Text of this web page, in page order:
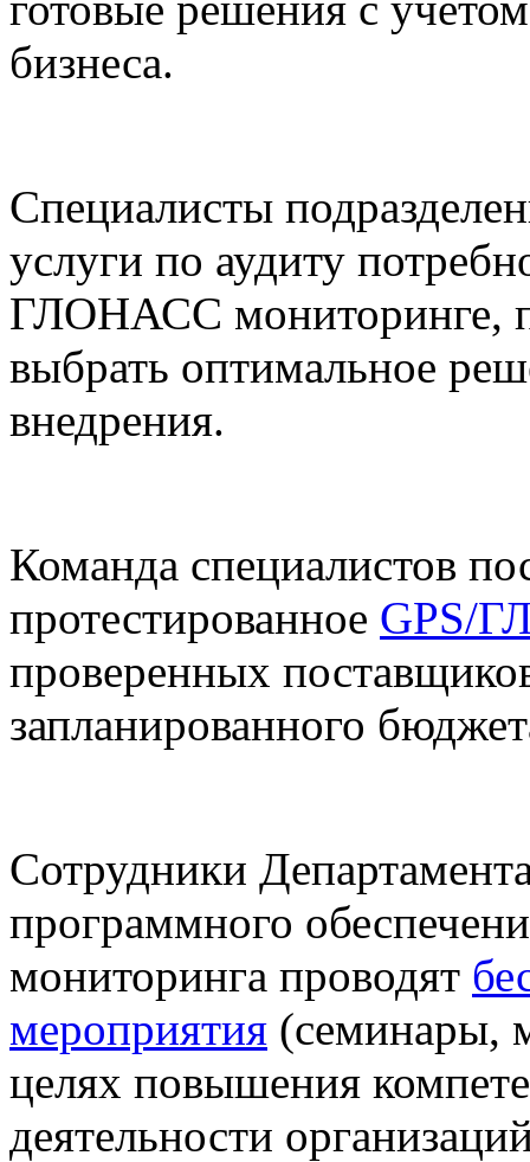
бизнеса.
Специалисты
услуги по аудиту
ГЛОНАСС мониторинге,
выбрать оптимальное
внедрения.
Команда специалистов
протестированное GPS/
проверенных
запланированного
Сотрудники
программного
мониторинга проводят
мероприятия (семинары,
целях повышения
деятельности